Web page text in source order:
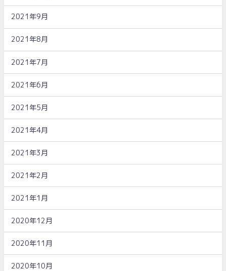
2021年9月
2021年8月
2021年7月
2021年6月
2021年5月
2021年4月
2021年3月
2021年2月
2021年1月
2020年12月
2020年11月
2020年10月